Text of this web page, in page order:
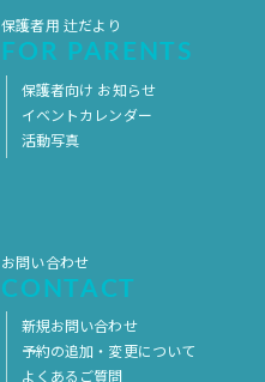
保護者用 辻だより
FOR PARENTS
保護者向け お知らせ
イベントカレンダー
活動写真
お問い合わせ
CONTACT
新規お問い合わせ
予約の追加・変更について
よくあるご質問